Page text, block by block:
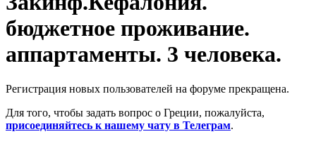
бюджетное проживание.
аппартаменты. 3 человека.
Регистрация новых пользователей на форуме прекращена.
Для того, чтобы задать вопрос о Греции, пожалуйста,
присоединяйтесь к нашему чату в Телеграм.